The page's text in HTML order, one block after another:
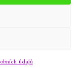
údajů